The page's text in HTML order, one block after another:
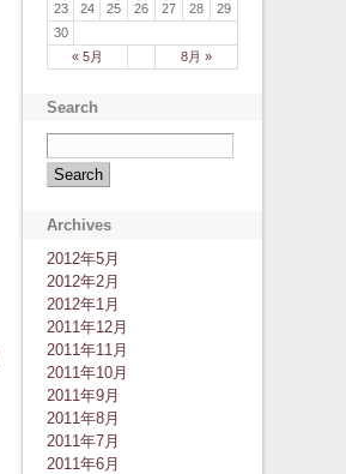
« 5月 8月 »
23
24 25 26 27 28
29
30
Search
Archives
2012年5月
2012年2月
2012年1月
2011年12月
2011年11月
2011年10月
2011年9月
2011年8月
2011年7月
2011年6月